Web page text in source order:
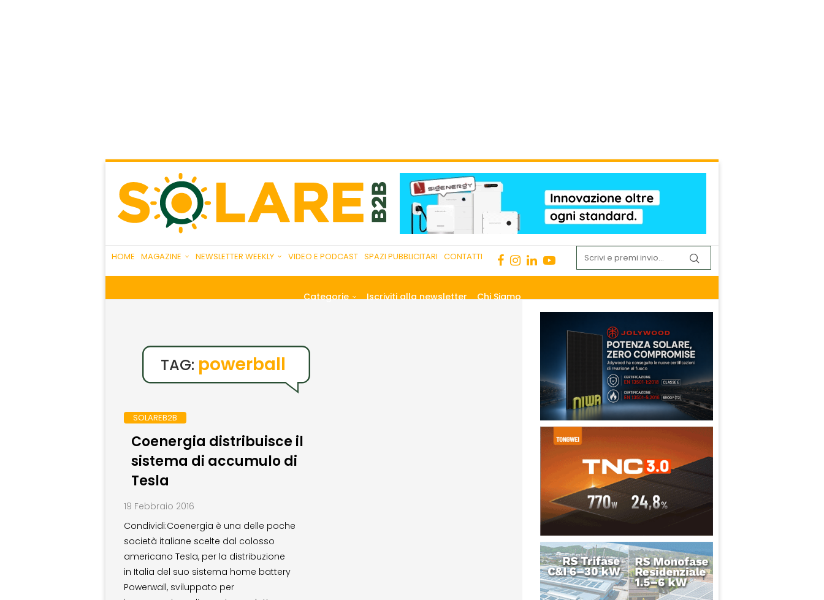
HOME MAGAZINE NEWSLETTER WEEKLY VIDEO E PODCAST SPAZI PUBBLICITARI CONTATTI
Categorie Iscriviti alla newsletter Chi Siamo
TAG: powerball
SOLAREB2B
Coenergia distribuisce il
sistema di accumulo di
Tesla
19 Febbraio 2016
Condividi:Coenergia è una delle poche
società italiane scelte dal colosso
americano Tesla, per la distribuzione
in Italia del suo sistema home battery
Powerwall, sviluppato per